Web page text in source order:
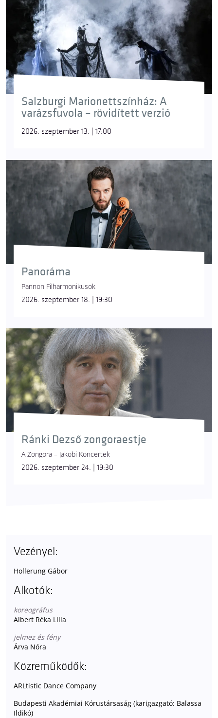
Salzburgi Marionettszínház: A
varázsfuvola – rövidített verzió
2026. szeptember 13. | 17:00
Panoráma
Pannon Filharmonikusok
2026. szeptember 18. | 19:30
Ránki Dezső zongoraestje
A Zongora – Jakobi Koncertek
2026. szeptember 24. | 19:30
Vezényel:
Hollerung Gábor
Alkotók:
koreográfus
Albert Réka Lilla
jelmez és fény
Árva Nóra
Közreműködők:
ARLtistic Dance Company
Budapesti Akadémiai Kórustársaság (karigazgató: Balassa
Ildikó)